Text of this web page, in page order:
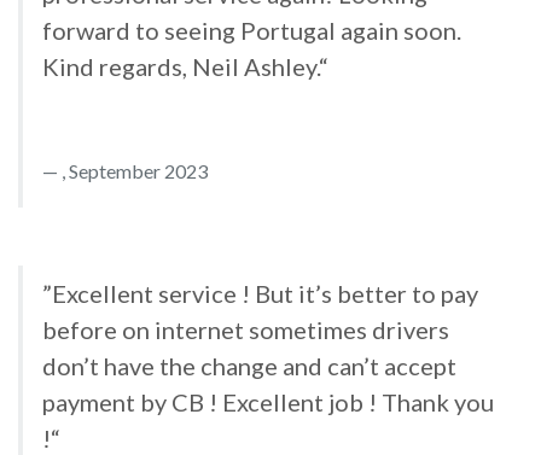
forward to seeing Portugal again soon.
Kind regards, Neil Ashley.“
, September 2023
”Excellent service ! But it’s better to pay
before on internet sometimes drivers
don’t have the change and can’t accept
payment by CB ! Excellent job ! Thank you
!“